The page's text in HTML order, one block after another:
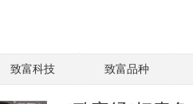
致富科技 致富品种